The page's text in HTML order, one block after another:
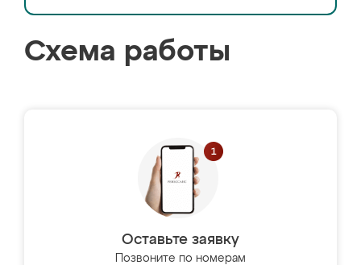
Схема работы
Оставьте заявку
Позвоните по номерам